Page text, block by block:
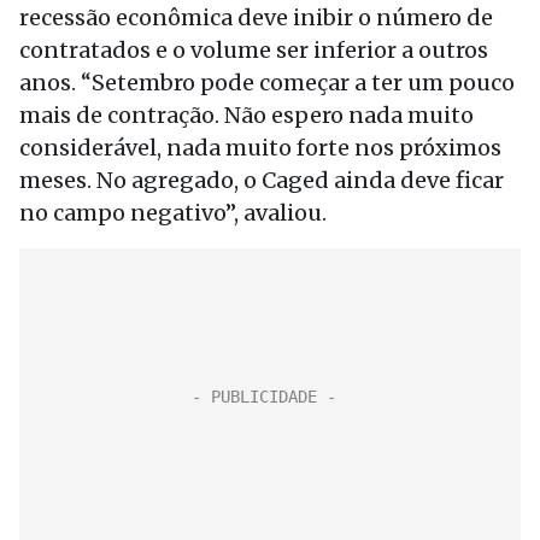
recessão econômica deve inibir o número de
contratados e o volume ser inferior a outros
anos. “Setembro pode começar a ter um pouco
mais de contração. Não espero nada muito
considerável, nada muito forte nos próximos
meses. No agregado, o Caged ainda deve ficar
no campo negativo”, avaliou.